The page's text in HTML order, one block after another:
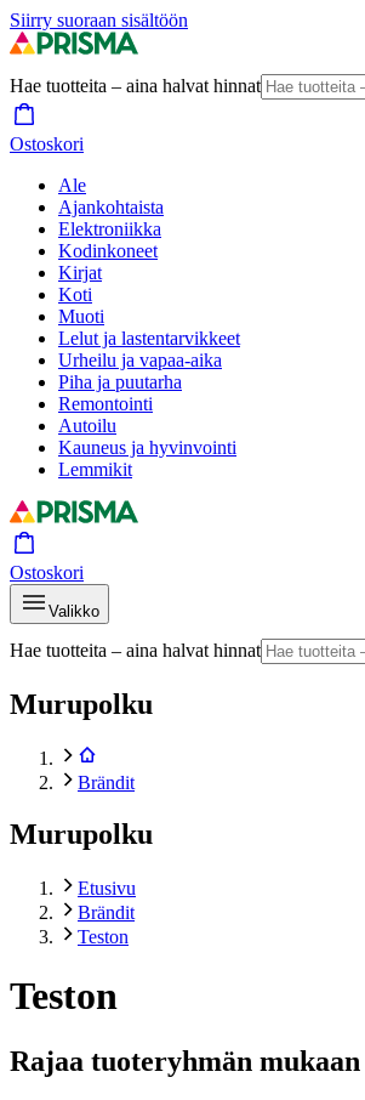
Siirry suoraan sisältöön
Hae tuotteita – aina halvat hinnat
Ostoskori
Ale
Ajankohtaista
Elektroniikka
Kodinkoneet
Kirjat
Koti
Muoti
Lelut ja lastentarvikkeet
Urheilu ja vapaa-aika
Piha ja puutarha
Remontointi
Autoilu
Kauneus ja hyvinvointi
Lemmikit
Ostoskori
Valikko
Hae tuotteita – aina halvat hinnat
Murupolku
Brändit
Murupolku
Etusivu
Brändit
Teston
Teston
Rajaa tuoteryhmän mukaan